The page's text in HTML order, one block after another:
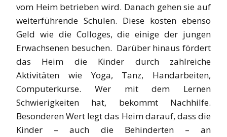
vom Heim betrieben wird. Danach gehen sie auf
weiterführende Schulen. Diese kosten ebenso
Geld wie die Colloges, die einige der jungen
Erwachsenen besuchen. Darüber hinaus fördert
das Heim die Kinder durch zahlreiche
Aktivitäten wie Yoga, Tanz, Handarbeiten,
Computerkurse. Wer mit dem Lernen
Schwierigkeiten hat, bekommt Nachhilfe.
Besonderen Wert legt das Heim darauf, dass die
Kinder – auch die Behinderten – an